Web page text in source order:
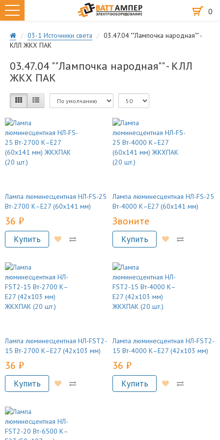
0
03-1 Источники света
03.47.04 ""Лампочка народная"" -
КЛЛ ЖКХ ПАК
03.47.04 ""Лампочка народная"" - КЛЛ
ЖКХ ПАК
Лампа люминесцентная НЛ-FS-25
Вт-2700 К–Е27 (60х141 мм)
ЖКХПАК (20 шт.)
36 руб.
Купить
Лампа люминесцентная НЛ-FS-25
Вт-4000 К–Е27 (60х141 мм)
ЖКХПАК (20 шт.)
Звоните
Купить
Лампа люминесцентная НЛ-FSТ2-
15 Вт-2700 К–Е27 (42х103 мм)
ЖКХПАК (20 шт.)
36 руб.
Купить
Лампа люминесцентная НЛ-FSТ2-
15 Вт-4000 К–Е27 (42х103 мм)
ЖКХПАК (20 шт.)
36 руб.
Купить